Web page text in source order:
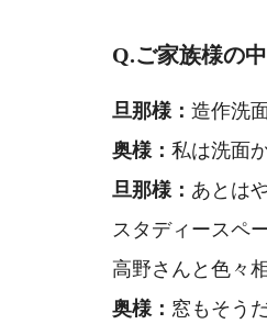
Q.ご家族様の
旦那様： 造作洗
奥様： 私は洗面か
旦那様： あとは
スタディースペ
高野さんと色々
奥様： 窓もそう